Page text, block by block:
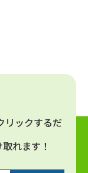
リックするだ
れます！